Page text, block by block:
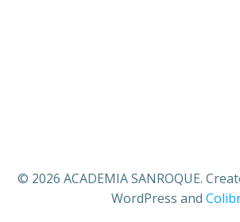
© 2026 ACADEMIA SANROQUE.
WordPress and